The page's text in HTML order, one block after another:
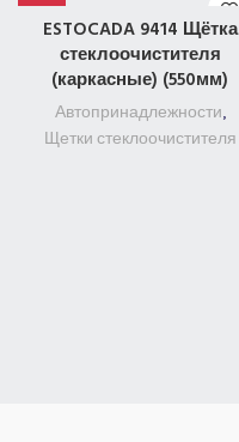
ESTOCADA 9414 Щётка
стеклоочистителя
(каркасные) (550мм)
Автопринадлежности,
Щетки стеклоочистителя